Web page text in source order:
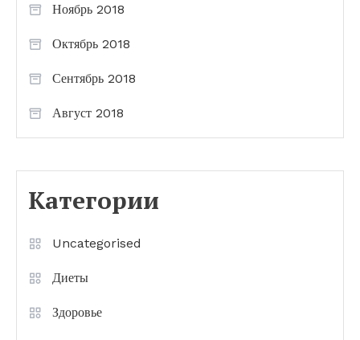
Ноябрь 2018
Октябрь 2018
Сентябрь 2018
Август 2018
Категории
Uncategorised
Диеты
Здоровье